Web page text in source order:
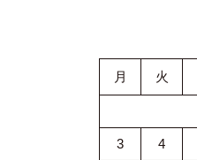
月 火
3 4